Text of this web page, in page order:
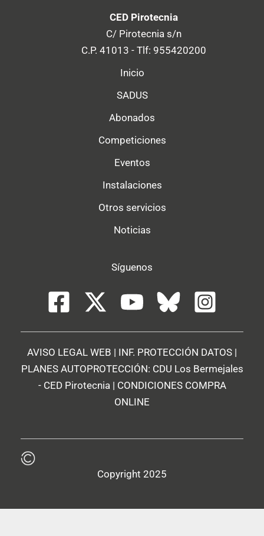
CED Pirotecnia
C/ Pirotecnia s/n
C.P. 41013 - Tlf: 955420200
Inicio
SADUS
Abonados
Competiciones
Eventos
Instalaciones
Otros servicios
Noticias
Síguenos
AVISO LEGAL WEB | INF. PROTECCIÓN DATOS |
PLANES AUTOPROTECCIÓN: CDU Los Bermejales
- CED Pirotecnia | CONDICIONES COMPRA
ONLINE
Copyright 2025